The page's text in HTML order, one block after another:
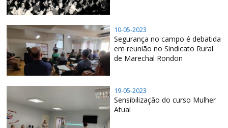
10-05-2023
Segurança no campo é debatida
em reunião no Sindicato Rural
de Marechal Rondon
19-05-2023
Sensibilização do curso Mulher
Atual